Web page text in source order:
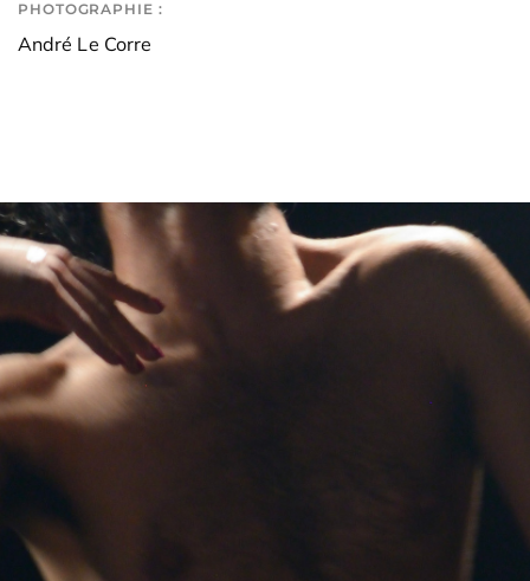
PHOTOGRAPHIE :
André Le Corre